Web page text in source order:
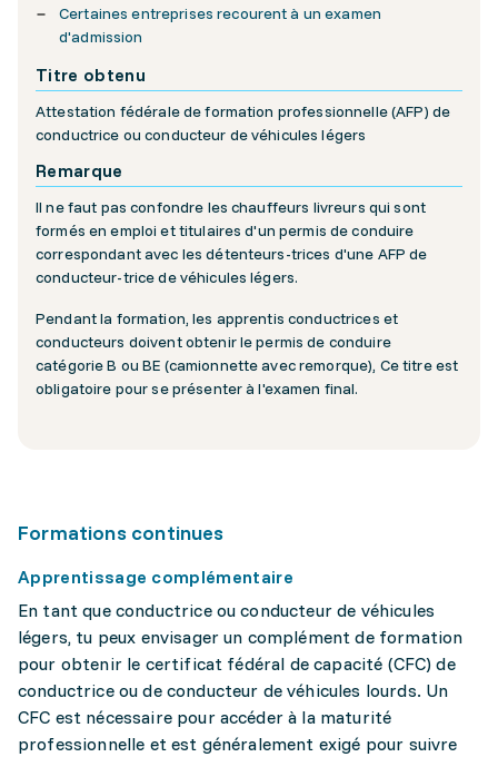
Certaines entreprises recourent à un examen
d'admission
Titre obtenu
Attestation fédérale de formation professionnelle (AFP) de
conductrice ou conducteur de véhicules légers
Remarque
Il ne faut pas confondre les chauffeurs livreurs qui sont
formés en emploi et titulaires d'un permis de conduire
correspondant avec les détenteurs-trices d'une AFP de
conducteur-trice de véhicules légers.
Pendant la formation, les apprentis conductrices et
conducteurs doivent obtenir le permis de conduire
catégorie B ou BE (camionnette avec remorque), Ce titre est
obligatoire pour se présenter à l'examen final.
Formations continues
Apprentissage complémentaire
En tant que conductrice ou conducteur de véhicules
légers, tu peux envisager un complément de formation
pour obtenir le certificat fédéral de capacité (CFC) de
conductrice ou de conducteur de véhicules lourds. Un
CFC est nécessaire pour accéder à la maturité
professionnelle et est généralement exigé pour suivre